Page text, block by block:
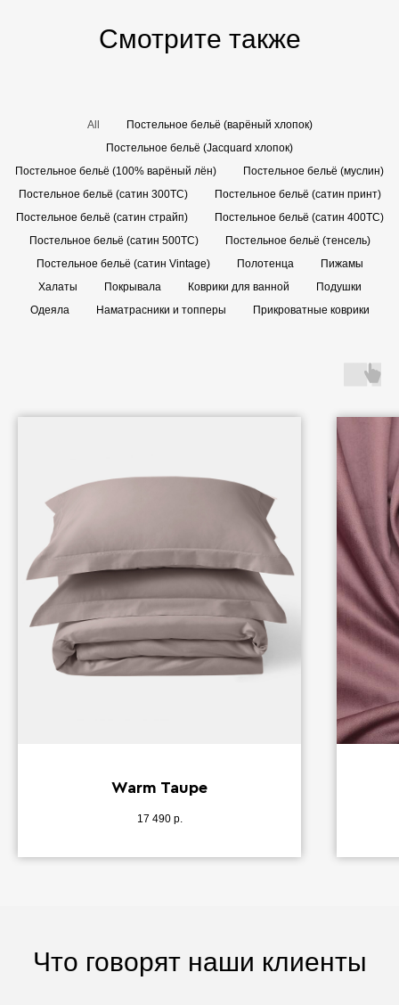
Смотрите также
All
Постельное бельё (варёный хлопок)
Постельное бельё (Jacquard хлопок)
Постельное бельё (100% варёный лён)
Постельное бельё (муслин)
Постельное бельё (сатин 300TC)
Постельное бельё (сатин принт)
Постельное бельё (сатин страйп)
Постельное бельё (сатин 400TC)
Постельное бельё (сатин 500TC)
Постельное бельё (тенсель)
Постельное бельё (сатин Vintage)
Полотенца
Пижамы
Халаты
Покрывала Коврики для ванной
Подушки
Одеяла
Наматрасники и топперы Прикроватные коврики
Warm Taupe
17 490 р.
Что говорят наши клиенты